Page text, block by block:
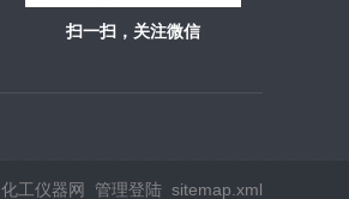
扫一扫，关注微信
化工仪器网 管理登陆 sitemap.xml